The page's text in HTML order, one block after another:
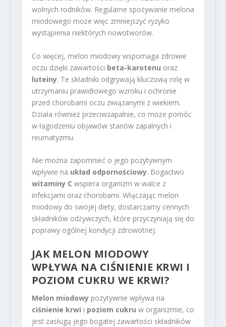
wolnych rodników. Regularne spożywanie melona
miodowego może więc zmniejszyć ryzyko
wystąpienia niektórych nowotworów.
Co więcej, melon miodowy wspomaga zdrowie
oczu dzięki zawartości beta-karotenu oraz
luteiny. Te składniki odgrywają kluczową rolę w
utrzymaniu prawidłowego wzroku i ochronie
przed chorobami oczu związanymi z wiekiem.
Działa również przeciwzapalnie, co może pomóc
w łagodzeniu objawów stanów zapalnych i
reumatyzmu.
Nie można zapomnieć o jego pozytywnym
wpływie na układ odpornościowy. Bogactwo
witaminy C wspiera organizm w walce z
infekcjami oraz chorobami. Włączając melon
miodowy do swojej diety, dostarczamy cennych
składników odżywczych, które przyczyniają się do
poprawy ogólnej kondycji zdrowotnej.
JAK MELON MIODOWY
WPŁYWA NA CIŚNIENIE KRWI I
POZIOM CUKRU WE KRWI?
Melon miodowypozytywnie wpływa na
ciśnienie krwi i poziom cukru w organizmie, co
jest zasługą jego bogatej zawartości składników